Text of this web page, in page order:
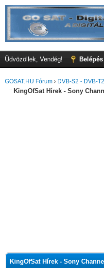
Üdvözöllek, Vendég! Belépés
GOSAT.HU Fórum › DVB-S2 - DVB-
KingOfSat Hírek - Sony
KingOfSat Hírek - Sony